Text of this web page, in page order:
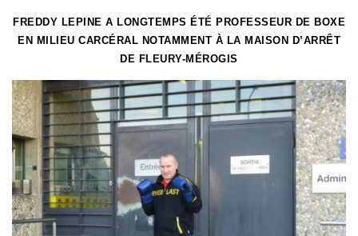
FREDDY LEPINE A LONGTEMPS ÉTÉ PROFESSEUR DE BOXE
EN MILIEU CARCÉRAL NOTAMMENT À LA MAISON D’ARRÊT
DE FLEURY-MÉROGIS